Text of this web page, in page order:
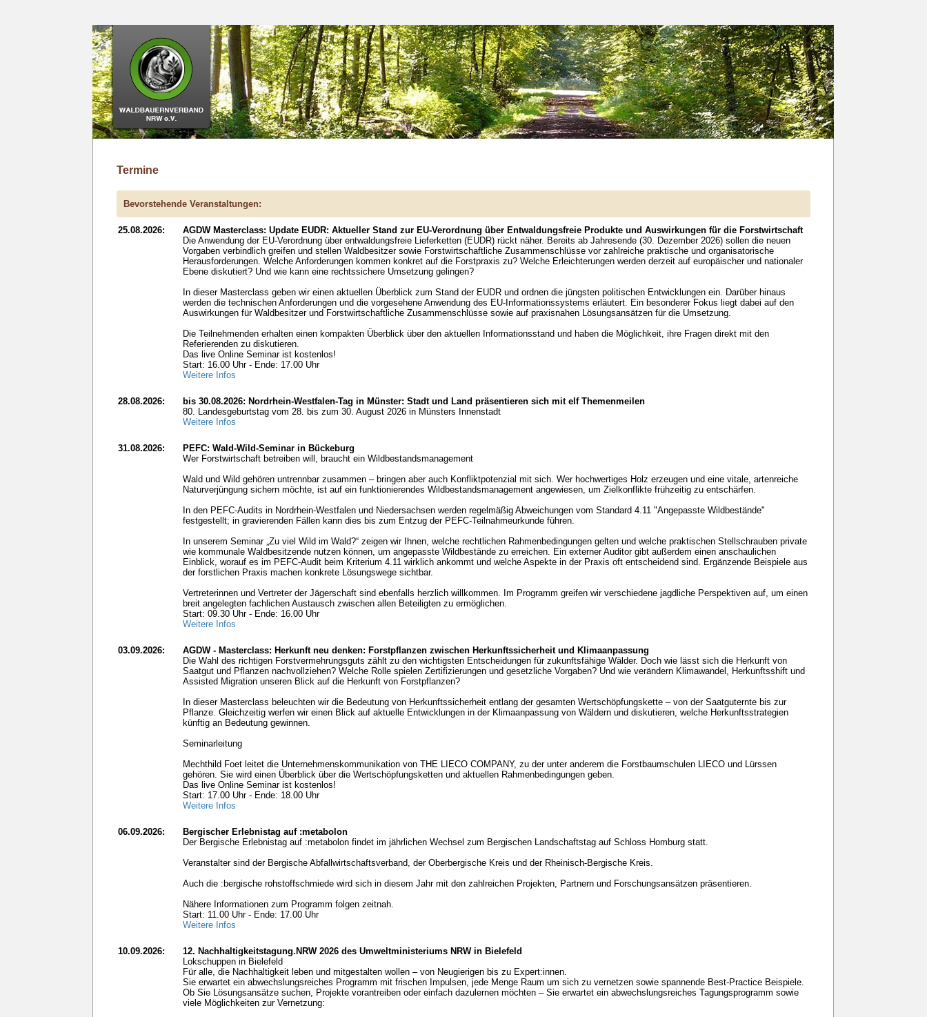
Termine
Bevorstehende Veranstaltungen:
25.08.2026:
AGDW Masterclass: Update EUDR: Aktueller Stand zur EU-Verordnung über Entwaldungsfreie Produkte und Auswirkungen für die Forstwirtschaft
Die Anwendung der EU-Verordnung über entwaldungsfreie Lieferketten (EUDR) rückt näher. Bereits ab Jahresende (30. Dezember 2026) sollen die neuen
Vorgaben verbindlich greifen und stellen Waldbesitzer sowie Forstwirtschaftliche Zusammenschlüsse vor zahlreiche praktische und organisatorische
Herausforderungen. Welche Anforderungen kommen konkret auf die Forstpraxis zu? Welche Erleichterungen werden derzeit auf europäischer und nationaler
Ebene diskutiert? Und wie kann eine rechtssichere Umsetzung gelingen?
In dieser Masterclass geben wir einen aktuellen Überblick zum Stand der EUDR und ordnen die jüngsten politischen Entwicklungen ein. Darüber hinaus
werden die technischen Anforderungen und die vorgesehene Anwendung des EU-Informationssystems erläutert. Ein besonderer Fokus liegt dabei auf den
Auswirkungen für Waldbesitzer und Forstwirtschaftliche Zusammenschlüsse sowie auf praxisnahen Lösungsansätzen für die Umsetzung.
Die Teilnehmenden erhalten einen kompakten Überblick über den aktuellen Informationsstand und haben die Möglichkeit, ihre Fragen direkt mit den
Referierenden zu diskutieren.
Das live Online Seminar ist kostenlos!
Start: 16.00 Uhr - Ende: 17.00 Uhr
Weitere Infos
28.08.2026:
bis 30.08.2026: Nordrhein-Westfalen-Tag in Münster: Stadt und Land präsentieren sich mit elf Themenmeilen
80. Landesgeburtstag vom 28. bis zum 30. August 2026 in Münsters Innenstadt
Weitere Infos
31.08.2026:
PEFC: Wald-Wild-Seminar in Bückeburg
Wer Forstwirtschaft betreiben will, braucht ein Wildbestandsmanagement
Wald und Wild gehören untrennbar zusammen – bringen aber auch Konfliktpotenzial mit sich. Wer hochwertiges Holz erzeugen und eine vitale, artenreiche
Naturverjüngung sichern möchte, ist auf ein funktionierendes Wildbestandsmanagement angewiesen, um Zielkonflikte frühzeitig zu entschärfen.
In den PEFC-Audits in Nordrhein-Westfalen und Niedersachsen werden regelmäßig Abweichungen vom Standard 4.11 "Angepasste Wildbestände"
festgestellt; in gravierenden Fällen kann dies bis zum Entzug der PEFC-Teilnahmeurkunde führen.
In unserem Seminar „Zu viel Wild im Wald?“ zeigen wir Ihnen, welche rechtlichen Rahmenbedingungen gelten und welche praktischen Stellschrauben private
wie kommunale Waldbesitzende nutzen können, um angepasste Wildbestände zu erreichen. Ein externer Auditor gibt außerdem einen anschaulichen
Einblick, worauf es im PEFC‑Audit beim Kriterium 4.11 wirklich ankommt und welche Aspekte in der Praxis oft entscheidend sind. Ergänzende Beispiele aus
der forstlichen Praxis machen konkrete Lösungswege sichtbar.
Vertreterinnen und Vertreter der Jägerschaft sind ebenfalls herzlich willkommen. Im Programm greifen wir verschiedene jagdliche Perspektiven auf, um einen
breit angelegten fachlichen Austausch zwischen allen Beteiligten zu ermöglichen.
Start: 09.30 Uhr - Ende: 16.00 Uhr
Weitere Infos
03.09.2026:
AGDW - Masterclass: Herkunft neu denken: Forstpflanzen zwischen Herkunftssicherheit und Klimaanpassung
Die Wahl des richtigen Forstvermehrungsguts zählt zu den wichtigsten Entscheidungen für zukunftsfähige Wälder. Doch wie lässt sich die Herkunft von
Saatgut und Pflanzen nachvollziehen? Welche Rolle spielen Zertifizierungen und gesetzliche Vorgaben? Und wie verändern Klimawandel, Herkunftsshift und
Assisted Migration unseren Blick auf die Herkunft von Forstpflanzen?
In dieser Masterclass beleuchten wir die Bedeutung von Herkunftssicherheit entlang der gesamten Wertschöpfungskette – von der Saatguternte bis zur
Pflanze. Gleichzeitig werfen wir einen Blick auf aktuelle Entwicklungen in der Klimaanpassung von Wäldern und diskutieren, welche Herkunftsstrategien
künftig an Bedeutung gewinnen.
Seminarleitung
Mechthild Foet leitet die Unternehmenskommunikation von THE LIECO COMPANY, zu der unter anderem die Forstbaumschulen LIECO und Lürssen
gehören. Sie wird einen Überblick über die Wertschöpfungsketten und aktuellen Rahmenbedingungen geben.
Das live Online Seminar ist kostenlos!
Start: 17.00 Uhr - Ende: 18.00 Uhr
Weitere Infos
06.09.2026:
Bergischer Erlebnistag auf :metabolon
Der Bergische Erlebnistag auf :metabolon findet im jährlichen Wechsel zum Bergischen Landschaftstag auf Schloss Homburg statt.
Veranstalter sind der Bergische Abfallwirtschaftsverband, der Oberbergische Kreis und der Rheinisch-Bergische Kreis.
Auch die :bergische rohstoffschmiede wird sich in diesem Jahr mit den zahlreichen Projekten, Partnern und Forschungsansätzen präsentieren.
Nähere Informationen zum Programm folgen zeitnah.
Start: 11.00 Uhr - Ende: 17.00 Uhr
Weitere Infos
10.09.2026:
12. Nachhaltigkeitstagung.NRW 2026 des Umweltministeriums NRW in Bielefeld
Lokschuppen in Bielefeld
Für alle, die Nachhaltigkeit leben und mitgestalten wollen – von Neugierigen bis zu Expert:innen.
Sie erwartet ein abwechslungsreiches Programm mit frischen Impulsen, jede Menge Raum um sich zu vernetzen sowie spannende Best-Practice Beispiele.
Ob Sie Lösungsansätze suchen, Projekte vorantreiben oder einfach dazulernen möchten – Sie erwartet ein abwechslungsreiches Tagungsprogramm sowie
viele Möglichkeiten zur Vernetzung: